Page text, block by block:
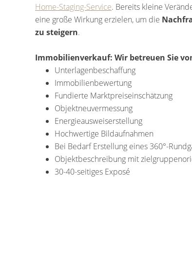
Home-Staging-Service. Bereits kleine
eine große Wirkung erzielen, um die
zu steigern.
Immobilienverkauf: Wir betreuen Sie
Unterlagenbeschaffung
Immobilienbewertung
Fundierte Marktpreiseinschätzung
Objektneuvermessung
Energieausweiserstellung
Hochwertige Bildaufnahmen
Bei Bedarf Erstellung eines 360°-
Objektbeschreibung mit
30-40-seitiges Exposé